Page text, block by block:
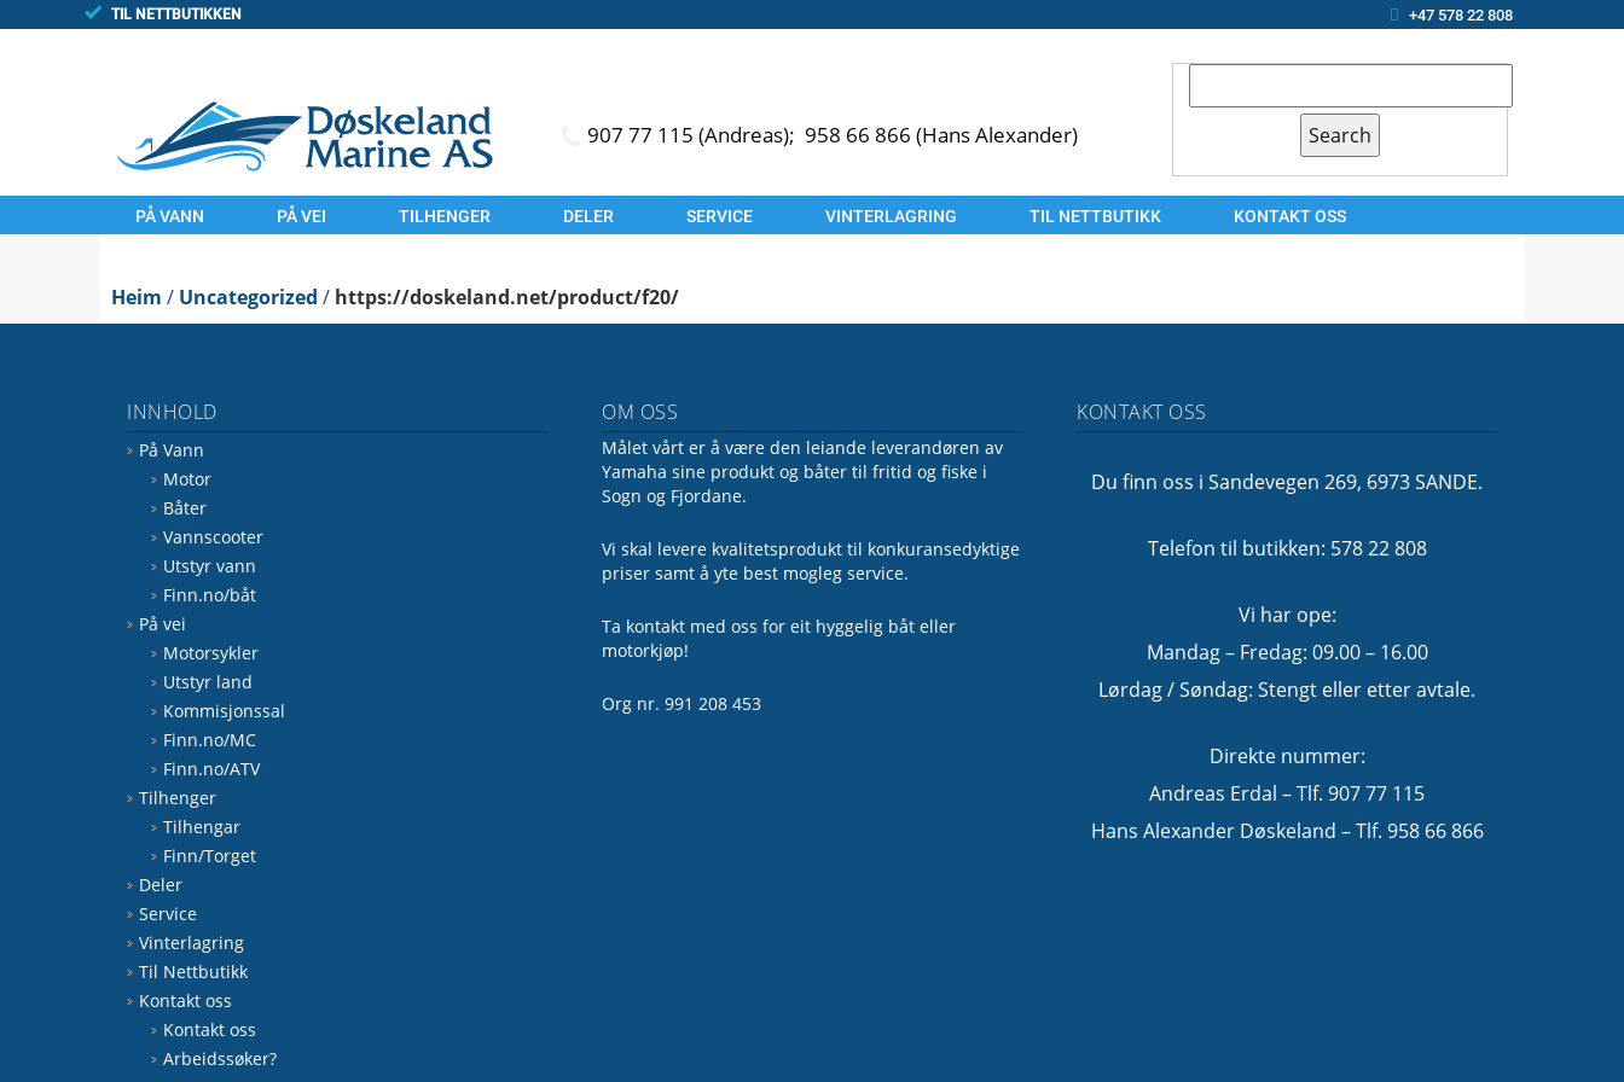
TIL NETTBUTIKKEN +47 578 22 808
907 77 115 (Andreas); 958 66 866 (Hans Alexander)
PÅ VANN
BÅTER
VANN
FINN.NO/BÅT
PÅ VEI
UTSTYR
TILHENGER
FINN/TORGET
DELER SERVICE VINTERLAGRING TIL NETTBUTIKK
KONTAKT OSS
FØLG
Heim / Uncategorized / https://doskeland.net/product/f20/
INNHOLD
På Vann
Motor
Båter
Vannscooter
Utstyr vann
Finn.no/båt
På vei
Motorsykler
Utstyr land
Kommisjonssal
Finn.no/MC
Finn.no/ATV
Tilhenger
Tilhengar
Finn/Torget
Deler
Service
Vinterlagring
Til Nettbutikk
Kontakt oss
Kontakt oss
Arbeidssøker?
OM OSS
Målet vårt er å være den leiande leverandøren av
Yamaha sine produkt og båter til fritid og fiske i
Sogn og Fjordane.
Vi skal levere kvalitetsprodukt til konkuransedyktige
priser samt å yte best mogleg service.
Ta kontakt med oss for eit hyggelig båt eller
motorkjøp!
Org nr. 991 208 453
KONTAKT OSS
Du finn oss i Sandevegen 269, 6973 SANDE.
Telefon til butikken: 578 22 808
Vi har ope:
Mandag – Fredag: 09.00 – 16.00
Lørdag / Søndag: Stengt eller etter avtale.
Direkte nummer:
Andreas Erdal – Tlf. 907 77 115
Hans Alexander Døskeland – Tlf. 958 66 866